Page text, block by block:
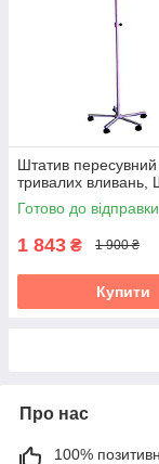
Штатив
тривалих вливань,
Готово до відправки
1 843 ₴ 1 900 ₴
Купити
Про нас
100%